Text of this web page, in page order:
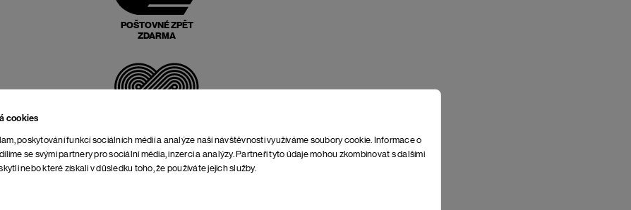
cookies
poskytování funkcí sociálních médií a analýze naší návštěvnosti využíváme soubory cookie. Informace o
se svými partnery pro sociální média, inzerci a analýzy. Partneři tyto údaje mohou zkombinovat s dalšími
nebo které získali v důsledku toho, že používáte jejich služby.
POŠTOVNÉ ZPĚT
ZDARMA